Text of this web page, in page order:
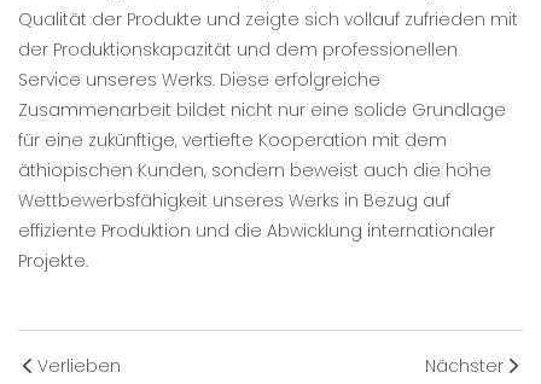
Qualität der Produkte und zeigte sich vollauf zufrieden mit
der Produktionskapazität und dem professionellen
Service unseres Werks. Diese erfolgreiche
Zusammenarbeit bildet nicht nur eine solide Grundlage
für eine zukünftige, vertiefte Kooperation mit dem
äthiopischen Kunden, sondern beweist auch die hohe
Wettbewerbsfähigkeit unseres Werks in Bezug auf
effiziente Produktion und die Abwicklung internationaler
Projekte.
Verlieben Nächster